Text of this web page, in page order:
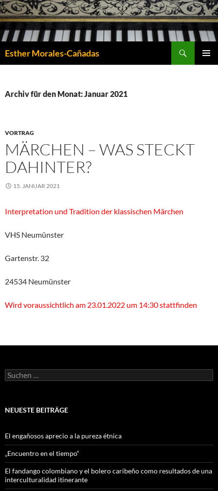
Esther Morales-Cañadas
Archiv für den Monat: Januar 2021
VORTRAG
MÄRCHEN – WAS STECKT
DAHINTER?
15. JANUAR 2021
Interpretation und Tradition der klassischen Märchen
VHS Neumünster
Gartenstr. 32
24534 Neumünster
Wird voraussichtlich am 23.01.2022 um 14:30 stattfinden
Suchen
nach:
NEUESTE BEITRÄGE
El engañosos aprecio a la pureza étnica
„Encuentro en el tiempo“
El fandango colombiano y el bolero caribeño como resultados de una
interculturalidad itinerante